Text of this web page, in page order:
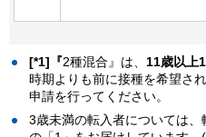
[*1]『2種混合』は、 11歳以上
時期よりも前に接種を希望さ
申請を行ってください。
3歳未満の転入者については